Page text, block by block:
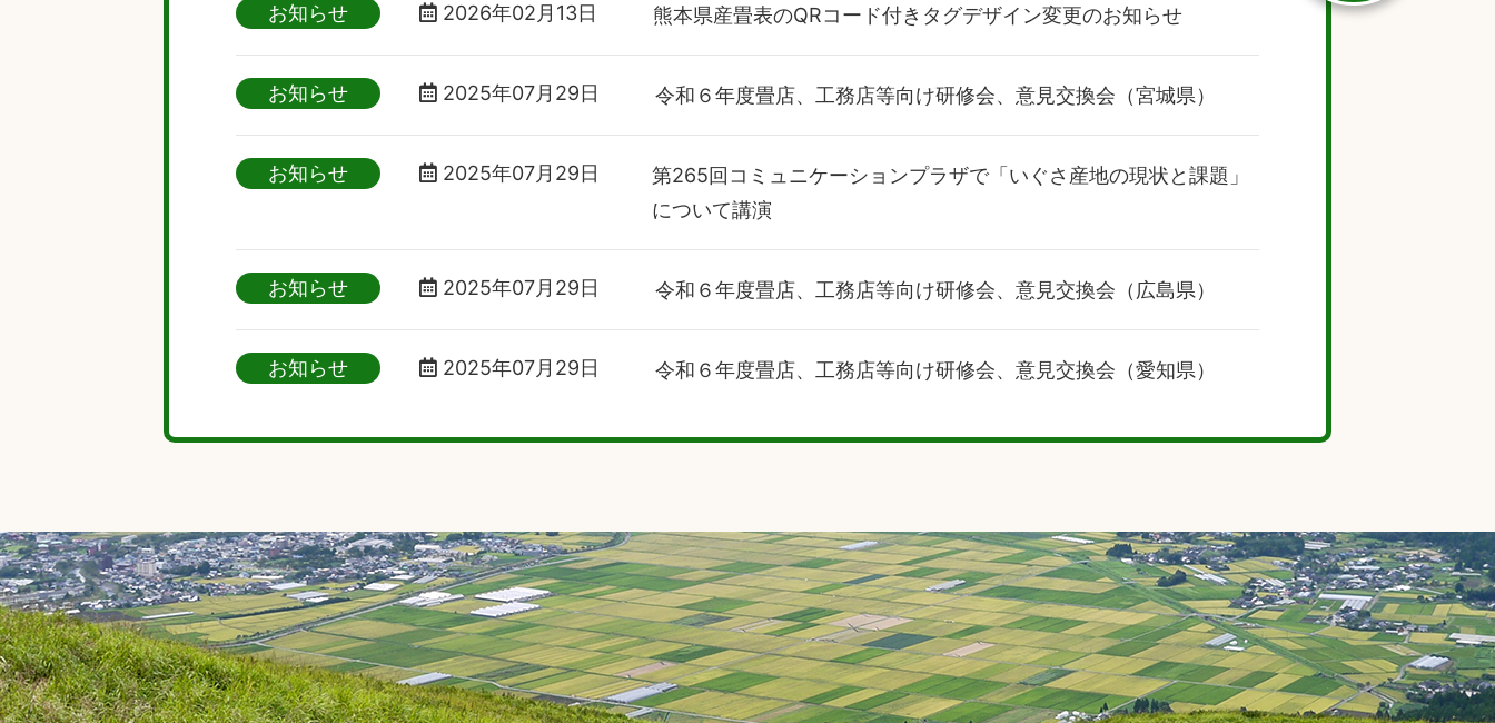
お知らせ 2026年02月13日 熊本県産畳表のQRコード付きタグデザイン変更のお知らせ
お知らせ 2025年07月29日 令和６年度畳店、工務店等向け研修会、意見交換会（宮城県）
お知らせ 2025年07月29日
第265回コミュニケーションプラザで「いぐさ産地の現状と課題」
について講演
お知らせ 2025年07月29日 令和６年度畳店、工務店等向け研修会、意見交換会（広島県）
お知らせ 2025年07月29日 令和６年度畳店、工務店等向け研修会、意見交換会（愛知県）